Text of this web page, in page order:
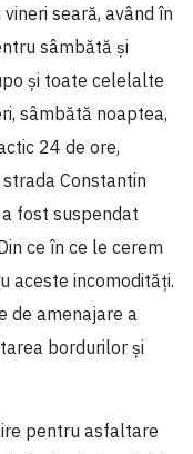
seară, având în
sâmbătă și
și toate celelalte
sâmbătă noaptea,
24 de ore,
Constantin
fost suspendat
ce în ce le cerem
aceste incomodități.
de amenajare a
bordurilor și
pentru asfaltare